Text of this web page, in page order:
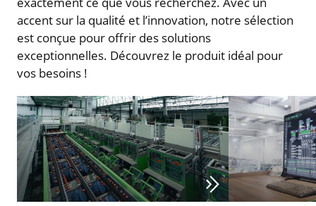
accent sur la qualité et l’innovation, notre sélection
est conçue pour offrir des solutions
exceptionnelles. Découvrez le produit idéal pour
vos besoins !